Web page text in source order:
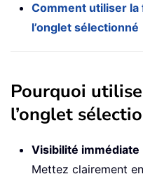
Comment utiliser
l’onglet sélectionné
Pourquoi
l’onglet
Visibilité immédiate
Mettez clairement